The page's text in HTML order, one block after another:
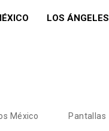
LOS ÁNGELES
México Pantallas